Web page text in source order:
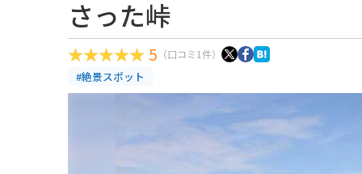
さった峠
5 （口コミ1件）
#絶景スポット